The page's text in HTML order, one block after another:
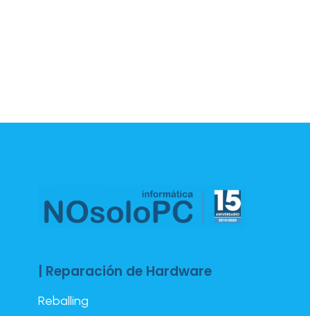
| Reparación de Hardware
Reballing